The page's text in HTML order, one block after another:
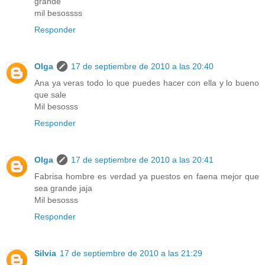
mil besossss
Responder
Olga
17 de septiembre de 2010 a las 20:40
Ana ya veras todo lo que puedes hacer con ella y lo bueno
que sale
Mil besosss
Responder
Olga
17 de septiembre de 2010 a las 20:41
Fabrisa hombre es verdad ya puestos en faena mejor que
sea grande jaja
Mil besosss
Responder
Silvia 17 de septiembre de 2010 a las 21:29